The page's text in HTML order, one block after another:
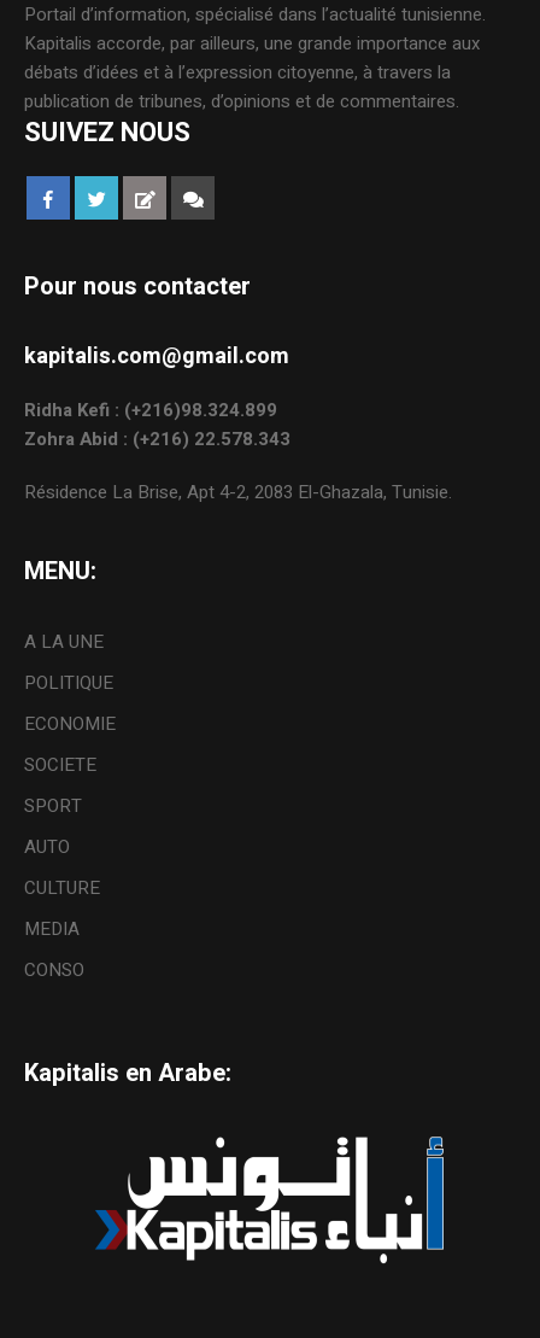
Portail d’information, spécialisé dans l’actualité tunisienne.
Kapitalis accorde, par ailleurs, une grande importance aux
débats d’idées et à l’expression citoyenne, à travers la
publication de tribunes, d’opinions et de commentaires.
SUIVEZ NOUS
Pour nous contacter
kapitalis.com@gmail.com
Ridha Kefi : (+216)98.324.899
Zohra Abid : (+216) 22.578.343
Résidence La Brise, Apt 4-2, 2083 El-Ghazala, Tunisie.
MENU:
A LA UNE
POLITIQUE
ECONOMIE
SOCIETE
SPORT
AUTO
CULTURE
MEDIA
CONSO
Kapitalis en Arabe: